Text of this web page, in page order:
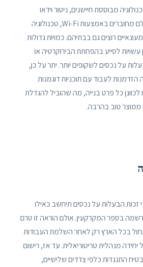
מבוססת חיישנים, ניטור וידאו
ופתרונות אבטחה, כולם מחוברים באמצעות Wi-Fi, טכנולוגיה
רוצים גם בבתיהם. כמויות גדולות
עשויות לסייע בהפחתת הבירוקרטיה או
על נכסים לשקופים יותר. יתר על כן,
לעבוד עם תוכניות דוגמנות
לכוונן כל פרט בנייה, מה שהוביל להגדלת
ממוצר טוב בהרבה.
זכות הבעלות על נכסים תיחשב כאילו
בספר המקרקעין. אולם הוראה זו טרם
בכל הארץ רק לאחר השלמת העבודות
מנהלית טריטוריאלית. עד אז, רישום
התנגדות כלפי צדדים שלישיים,